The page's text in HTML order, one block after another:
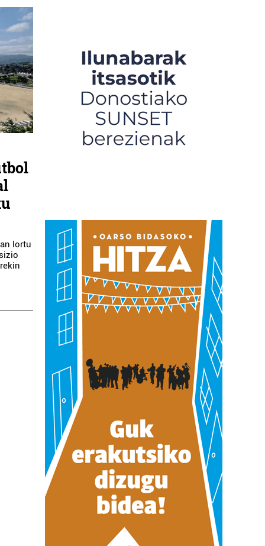
lortu